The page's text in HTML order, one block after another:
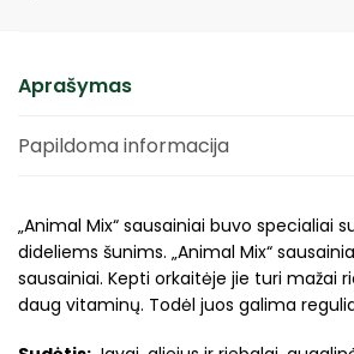
Aprašymas
Papildoma informacija
„Animal Mix“ sausainiai buvo specialiai
dideliems šunims. „Animal Mix“
sausainiai. Kepti orkaitėje jie turi mažai
daug vitaminų. Todėl juos galima